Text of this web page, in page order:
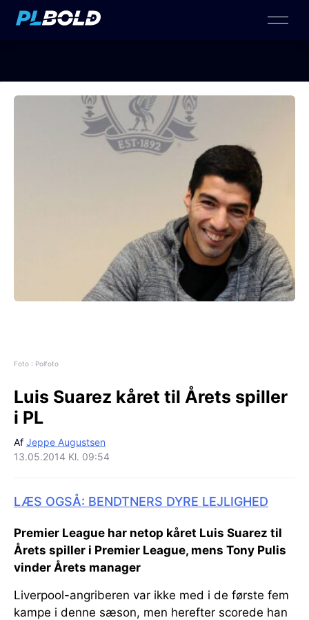
Foto : Polfoto
Luis Suarez kåret til Årets spiller
i PL
Af Jeppe Augustsen
13.05.2014 Kl. 09:54
LÆS OGSÅ: BENDTNERS DYRE LEJLIGHED
Premier League har netop kåret Luis Suarez til
Årets spiller i Premier League, mens Tony Pulis
vinder Årets manager
Liverpool-angriberen var ikke med i de første fem
kampe i denne sæson, men herefter scorede han